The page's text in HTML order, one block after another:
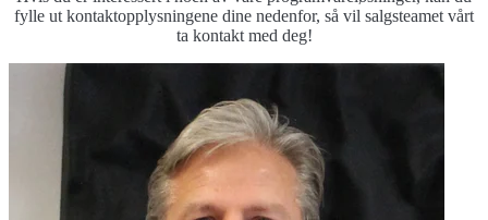
fylle ut kontaktopplysningene dine nedenfor, så vil salgsteamet vårt
ta kontakt med deg!